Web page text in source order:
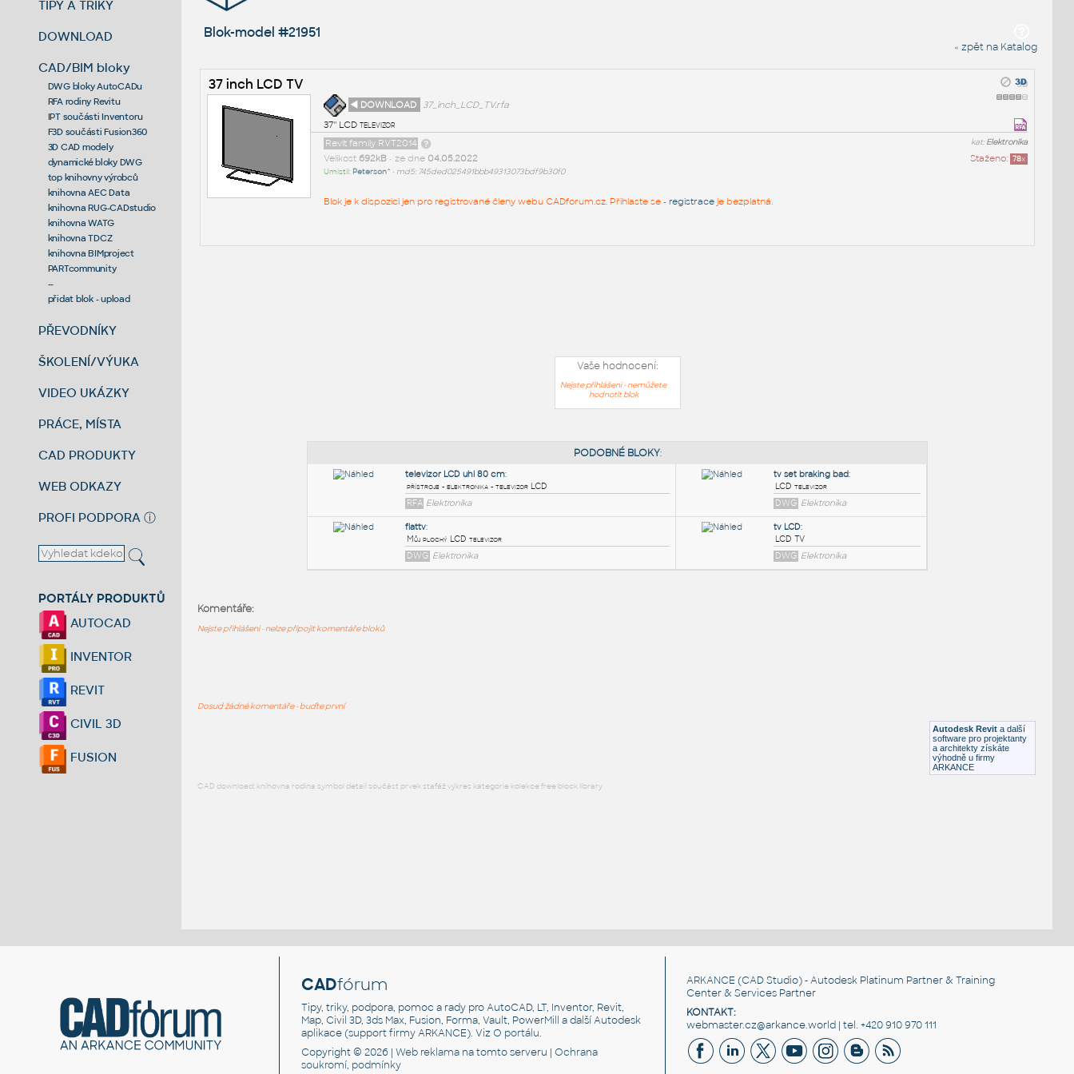
TIPY A TRIKY
DOWNLOAD
CAD/BIM bloky
DWG bloky AutoCADu
RFA rodiny Revitu
IPT součásti Inventoru
F3D součásti Fusion360
3D CAD modely
dynamické bloky DWG
top knihovny výrobců
knihovna AEC Data
knihovna RUG-CADstudio
knihovna WATG
knihovna TDCZ
knihovna BIMproject
PARTcommunity
--
přidat blok - upload
PŘEVODNÍKY
ŠKOLENÍ/VÝUKA
VIDEO UKÁZKY
PRÁCE, MÍSTA
CAD PRODUKTY
WEB ODKAZY
PROFI PODPORA ⓘ
PORTÁLY PRODUKTŮ
AUTOCAD
INVENTOR
REVIT
CIVIL 3D
FUSION
Blok-model #21951
« zpět na Katalog
37 inch LCD TV
◄ DOWNLOAD
37_inch_LCD_TV.rfa
37'' LCD televizor
kat:Elektronika
Revit family RVT2014
Staženo: 78x
Velikost 692kB• ze dne 04.05.2022
Umístil: Peterson^ • md5: 745ded025491bbb49313073bdf9b30f0
Blok je k dispozici jen pro registrované členy webu CADforum.cz. Přihlaste se - registraceje bezplatná.
Vaše hodnocení:
Nejste přihlášeni - nemůžete
hodnotit blok
Autodesk Revit a další
software pro projektanty
a architekty získáte
výhodně u firmy
ARKANCE
Komentáře:
Nejste přihlášeni - nelze připojit komentáře bloků
Dosud žádné komentáře - buďte první
CAD download: knihovna rodina symbol detail součást prvek stafáž výkres kategorie kolekce free block library
CADfórum
Tipy, triky, podpora, pomoc a rady pro AutoCAD, LT, Inventor, Revit,
Map, Civil 3D, 3ds Max, Fusion, Forma, Vault, PowerMill a další Autodesk
aplikace (support firmy ARKANCE). VizO portálu.
Copyright © 2026 |Web reklama na tomto serveru |Ochrana
soukromí, podmínky
ARKANCE (CAD Studio) - Autodesk Platinum Partner & Training
Center & Services Partner
KONTAKT:
webmaster.cz@arkance.world | tel. +420 910 970 111